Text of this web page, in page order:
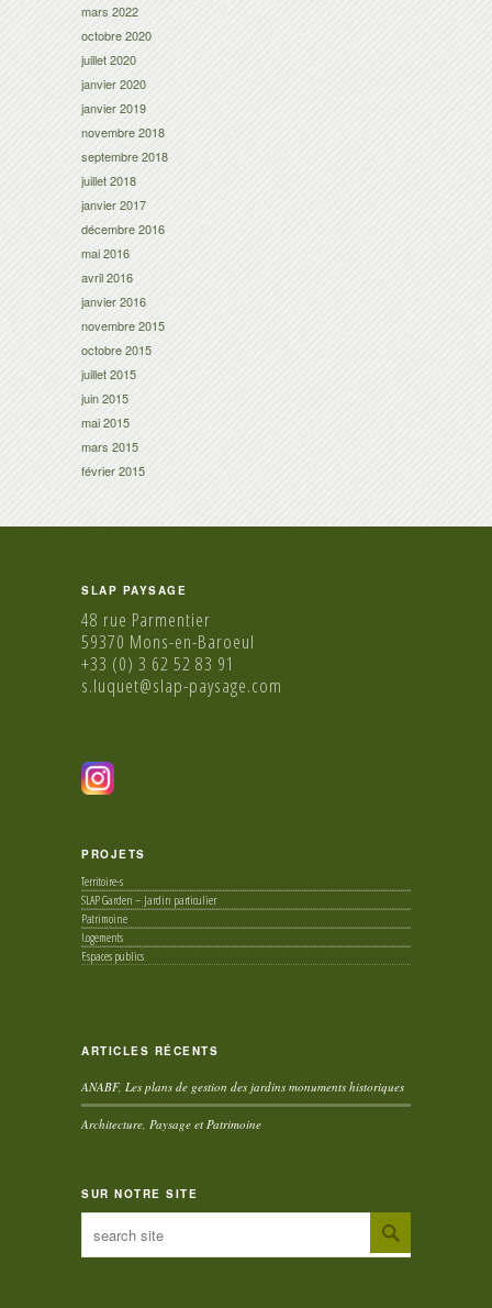
mars 2022
octobre 2020
juillet 2020
janvier 2020
janvier 2019
novembre 2018
septembre 2018
juillet 2018
janvier 2017
décembre 2016
mai 2016
avril 2016
janvier 2016
novembre 2015
octobre 2015
juillet 2015
juin 2015
mai 2015
mars 2015
février 2015
SLAP PAYSAGE
48 rue Parmentier
59370 Mons-en-Baroeul
+33 (0) 3 62 52 83 91
s.luquet@slap-paysage.com
PROJETS
Territoire-s
SLAP Garden – Jardin particulier
Patrimoine
Logements
Espaces publics
ARTICLES RÉCENTS
ANABF, Les plans de gestion des jardins monuments historiques
Architecture, Paysage et Patrimoine
SUR NOTRE SITE